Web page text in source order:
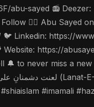
abu-sayed 📻
🤵‍♂️ Abu Sayed
Linkedin: https://
https://
🔔 to never miss a
#imamali